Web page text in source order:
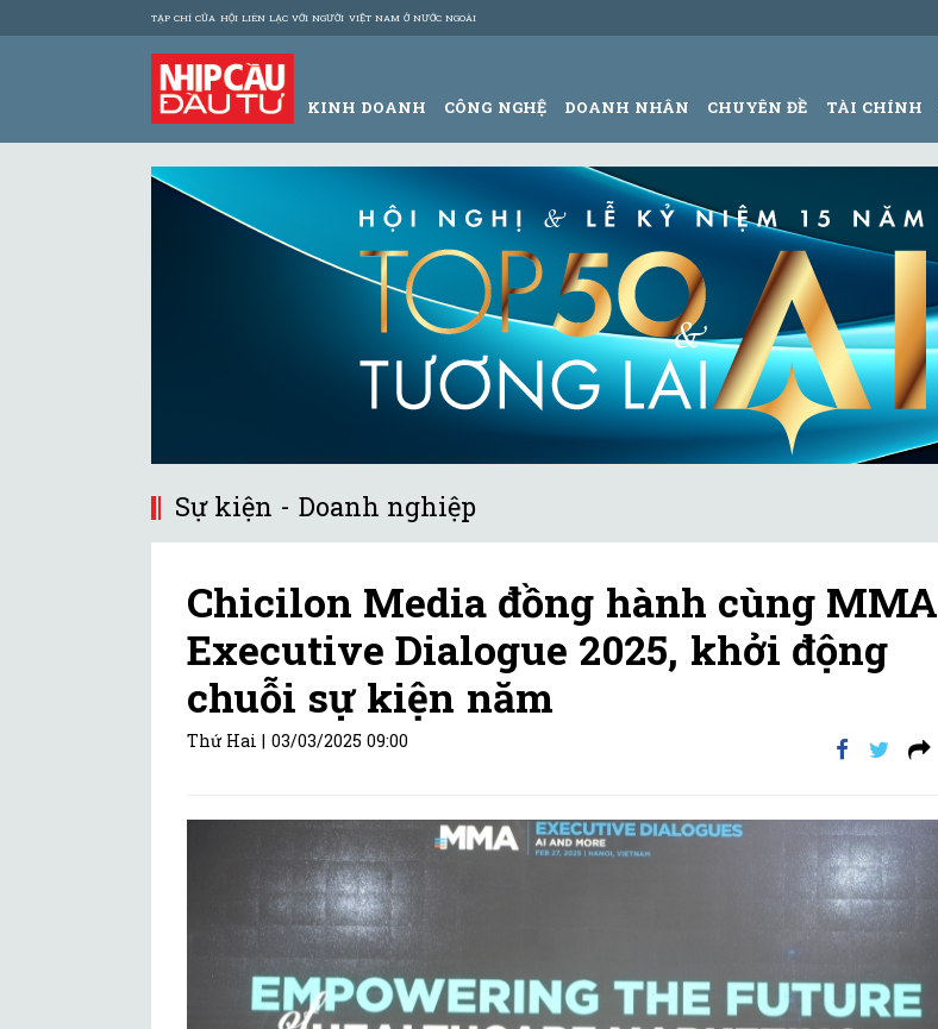
TẠP CHÍ CỦA HỘI LIÊN LẠC VỚI NGƯỜI VIỆT NAM Ở NƯỚC NGOÀI
KINH DOANH CÔNG NGHỆ DOANH NHÂN CHUYÊN ĐỀ TÀI CHÍNH
Sự kiện - Doanh nghiệp
Chicilon Media đồng hành cùng MMA
Executive Dialogue 2025, khởi động
chuỗi sự kiện năm
Thứ Hai | 03/03/2025 09:00